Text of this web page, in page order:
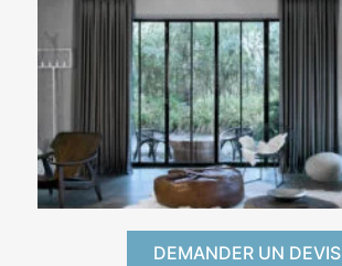
DEMANDER UN DEVIS